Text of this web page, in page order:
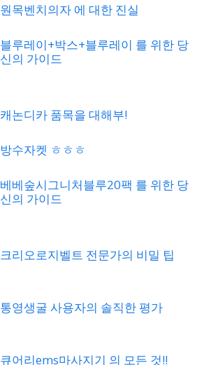
원목벤치의자 에 대한 진실
블루레이+박스+블루레이 를 위한 당
신의 가이드
캐논디카 품목을 대해부!
방수자켓 ㅎㅎㅎ
베베숲시그니처블루20팩 를 위한 당
신의 가이드
크리오로지벨트 전문가의 비밀 팁
통영생굴 사용자의 솔직한 평가
큐어리ems마사지기 의 모든 것!!